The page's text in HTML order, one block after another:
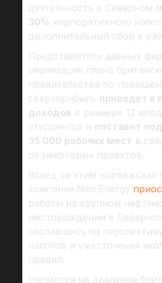
деятельность в Северном
30% корпоративного
дополнительный сбор в
Представители данных
реализация плана
правительства по
сверхприбыль приведет к
доходов в размере 12
стерлингов и поставит
35 000 рабочих мест в
от некоторых проектов.
Вслед за этим норвежская
компания Neo Energy
работы на крупном
месторождении в
сославшись на
налогов и ужесточения
правил.
Несмотря на давление